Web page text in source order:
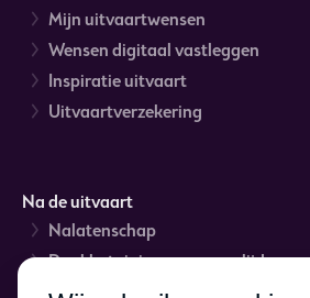
Mijn uitvaartwensen
Wensen digitaal vastleggen
Inspiratie uitvaart
Uitvaartverzekering
Na de uitvaart
Nalatenschap
Dankbetuigingen na overlijden
Rouwverwerking